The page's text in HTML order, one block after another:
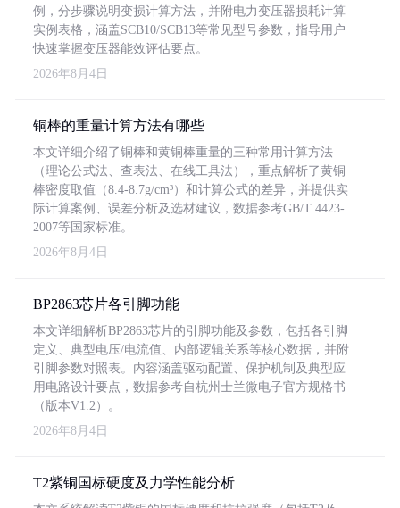
例，分步骤说明变损计算方法，并附电力变压器损耗计算
实例表格，涵盖SCB10/SCB13等常见型号参数，指导用户
快速掌握变压器能效评估要点。
2026年8月4日
铜棒的重量计算方法有哪些
本文详细介绍了铜棒和黄铜棒重量的三种常用计算方法
（理论公式法、查表法、在线工具法），重点解析了黄铜
棒密度取值（8.4-8.7g/cm³）和计算公式的差异，并提供实
际计算案例、误差分析及选材建议，数据参考GB/T 4423-
2007等国家标准。
2026年8月4日
BP2863芯片各引脚功能
本文详细解析BP2863芯片的引脚功能及参数，包括各引脚
定义、典型电压/电流值、内部逻辑关系等核心数据，并附
引脚参数对照表。内容涵盖驱动配置、保护机制及典型应
用电路设计要点，数据参考自杭州士兰微电子官方规格书
（版本V1.2）。
2026年8月4日
T2紫铜国标硬度及力学性能分析